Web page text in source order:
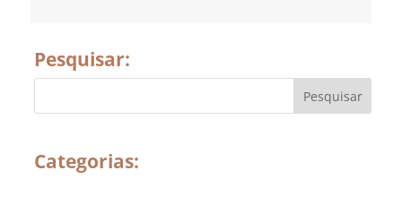
Pesquisar:
Categorias: